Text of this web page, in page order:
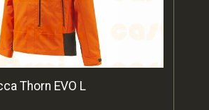
Thorn EVO L